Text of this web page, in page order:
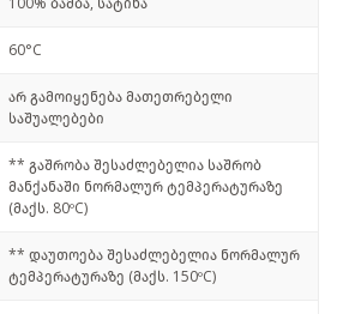
100% ბამბა, სატინა
60°C
არ გამოიყენება მათეთრებელი
საშუალებები
** გაშრობა შესაძლებელია საშრობ
მანქანაში ნორმალურ ტემპერატურაზე
(მაქს. 80ºC)
** დაუთოება შესაძლებელია ნორმალურ
ტემპერატურაზე (მაქს. 150ºC)